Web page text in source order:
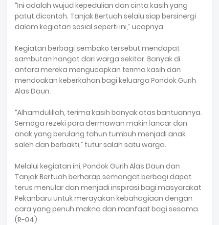
‎“Ini adalah wujud kepedulian dan cinta kasih yang
patut dicontoh. Tanjak Bertuah selalu siap bersinergi
dalam kegiatan sosial seperti ini,” ucapnya.
‎Kegiatan berbagi sembako tersebut mendapat
sambutan hangat dari warga sekitar. Banyak di
antara mereka mengucapkan terima kasih dan
mendoakan keberkahan bagi keluarga Pondok Gurih
Alas Daun.
‎“Alhamdulillah, terima kasih banyak atas bantuannya.
Semoga rezeki para dermawan makin lancar dan
anak yang berulang tahun tumbuh menjadi anak
saleh dan berbakti,” tutur salah satu warga.
‎Melalui kegiatan ini, Pondok Gurih Alas Daun dan
Tanjak Bertuah berharap semangat berbagi dapat
terus menular dan menjadi inspirasi bagi masyarakat
Pekanbaru untuk merayakan kebahagiaan dengan
cara yang penuh makna dan manfaat bagi sesama.
(R-04)